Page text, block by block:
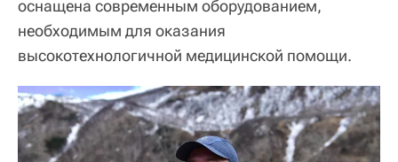
оснащена современным оборудованием,
необходимым для оказания
высокотехнологичной медицинской помощи.